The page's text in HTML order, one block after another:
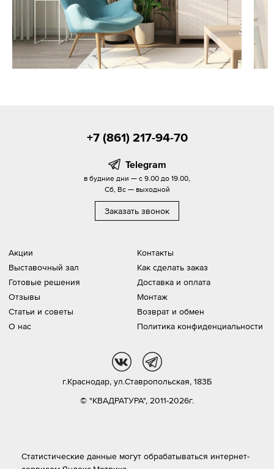
Акции
Выставочный зал
Готовые решения
Отзывы
Статьи и советы
О нас
Контакты
Как сделать заказ
Доставка и оплата
Монтаж
Возврат и обмен
Политика конфиденциальности
+7 (861) 217-94-70
Telegram
в будние дни — с 9.00 до 19.00,
Сб, Вс — выходной
Заказать звонок
© "КВАДРАТУРА", 2011-2026г.
г.Краснодар, ул.Ставропольская, 183Б
vk
Статистические данные могут обрабатываться интернет-